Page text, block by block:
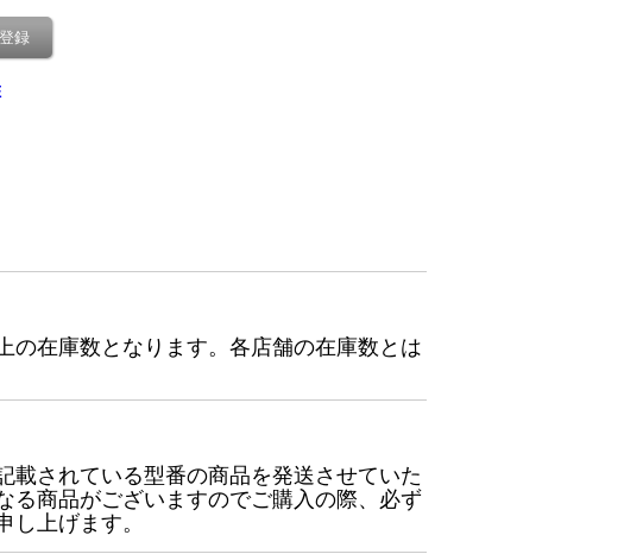
録
の在庫数となります。各店舗の在庫数とは
載されている型番の商品を発送させていた
る商品がございますのでご購入の際、必ず
上げます。